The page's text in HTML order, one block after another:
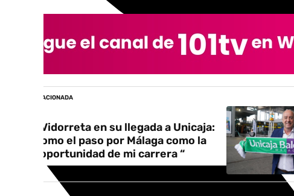
NOTICIA RELACIONADA
Txus Vidorreta en su llegada a Unicaja:
“Me tomo el paso por Málaga como la
gran oportunidad de mi carrera “